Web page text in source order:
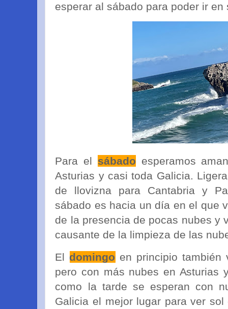
esperar al sábado para poder ir
Para el sábado esperamos
Asturias y casi toda Galicia.
de llovizna para Cantabria y
sábado es hacia un día en el que
de la presencia de pocas nubes y
causante de la limpieza de las
El domingo en principio también
pero con más nubes en Asturias
como la tarde se esperan con
Galicia el mejor lugar para ver